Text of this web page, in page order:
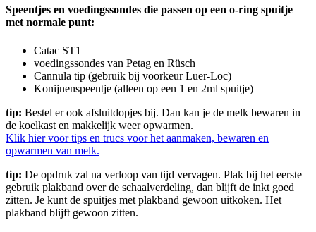
Speentjes en voedingssondes die passen op een o-ring spuitje
met normale punt:
Catac ST1
voedingssondes van Petag en Rüsch
Cannula tip (gebruik bij voorkeur Luer-Loc)
Konijnenspeentje (alleen op een 1 en 2ml spuitje)
tip: Bestel er ook afsluitdopjes bij. Dan kan je de melk bewaren in
de koelkast en makkelijk weer opwarmen.
Klik hier voor tips en trucs voor het aanmaken, bewaren en
opwarmen van melk.
tip: De opdruk zal na verloop van tijd vervagen. Plak bij het eerste
gebruik plakband over de schaalverdeling, dan blijft de inkt goed
zitten. Je kunt de spuitjes met plakband gewoon uitkoken. Het
plakband blijft gewoon zitten.